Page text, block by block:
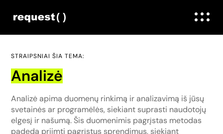
STRAIPSNIAI ŠIA TEMA:
Analizė
Analizė apima duomenų rinkimą ir analizavimą iš jūsų
svetainės ar programėlės, siekiant suprasti naudotojų
elgesį ir našumą. Šis duomenimis pagrįstas metodas
padeda priimti pagrįstus sprendimus, siekiant